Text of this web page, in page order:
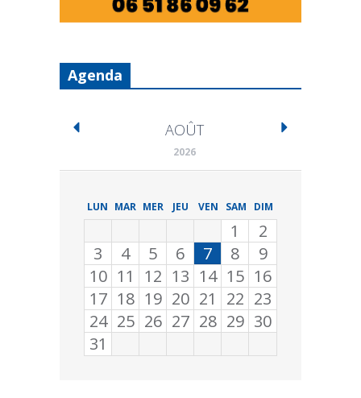
Agenda
AOÛT
2026
LUN MAR MER JEU VEN SAM DIM
1
2
3
4 5 6 7 8
9
10 11 12 13 14 15 16
17 18 19 20 21 22 23
24 25 26 27 28 29 30
31